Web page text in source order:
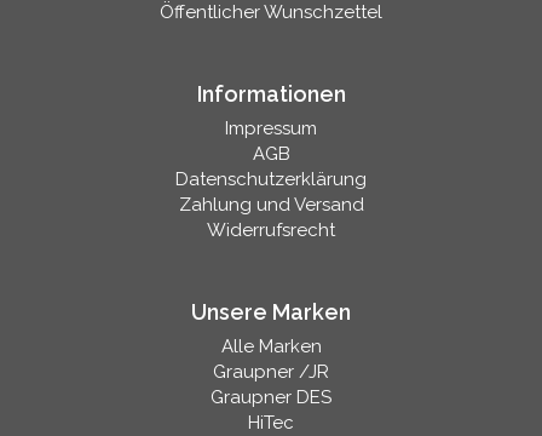
Öffentlicher Wunschzettel
Informationen
Impressum
AGB
Datenschutzerklärung
Zahlung und Versand
Widerrufsrecht
Unsere Marken
Alle Marken
Graupner /JR
Graupner DES
HiTec